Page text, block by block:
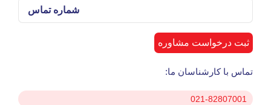
تماس با کارشناسان ما:
021-82807001